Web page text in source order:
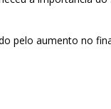
pelo aumento no